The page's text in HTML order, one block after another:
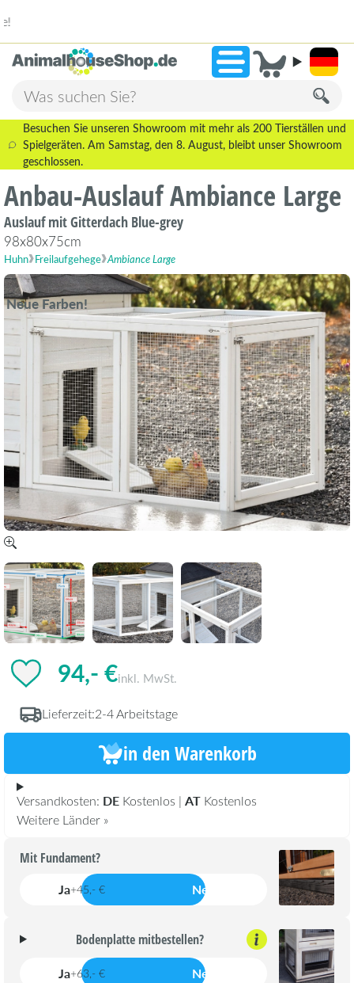
»2.238 Bewertungen!
Besuchen Sie unseren Showroom mit mehr als 200 Tierställen und
Spielgeräten. Am Samstag, den 8. August, bleibt unser Showroom
geschlossen.
Anbau-Auslauf Ambiance Large
Auslauf mit Gitterdach Blue-grey
98x80x75cm
Huhn Freilaufgehege Ambiance Large
Neue Farben!
94,- €inkl. MwSt.
Lieferzeit:2-4 Arbeitstage
in den Warenkorb
Versandkosten: DE Kostenlos | AT Kostenlos
Weitere Länder »
Mit Fundament?
Ja+45,- € Nein
Bodenplatte mitbestellen?
Ja+63,- € Nein